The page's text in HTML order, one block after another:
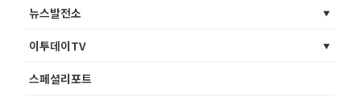
뉴스발전소
이투데이TV
스페셜리포트